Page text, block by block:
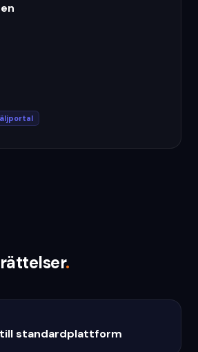
.
till standardplattform